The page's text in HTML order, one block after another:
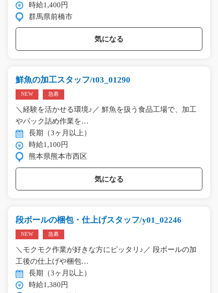
時給1,400円
群馬県前橋市
気になる
鮮魚の加工スタッフ/t03_01290
NEW 急募
＼経験を活かせる環境♪／ 鮮魚を扱う食品工場で、加工
やパック詰め作業を…
長期（3ヶ月以上）
時給1,100円
熊本県熊本市西区
気になる
段ボールの梱包・仕上げスタッフ/y01_02246
NEW 急募
＼モクモク作業が好きな方にピッタリ♪／ 段ボールの加
工後の仕上げや梱包…
長期（3ヶ月以上）
時給1,380円